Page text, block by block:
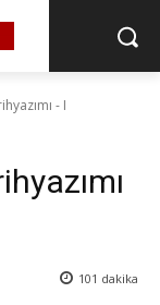
- I
101 dakika